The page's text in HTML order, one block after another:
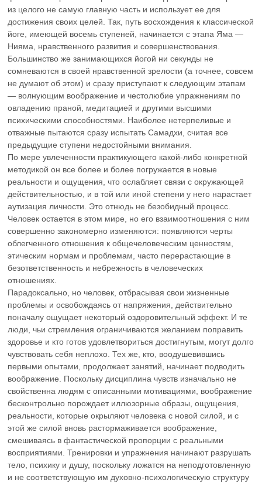
из целого не самую главную часть и использует ее для
достижения своих целей. Так, путь восхождения к классической
йоге, имеющей восемь ступеней, начинается с этапа Яма —
Нияма, нравственного развития и совершенствования.
Большинство же занимающихся йогой ни секунды не
сомневаются в своей нравственной зрелости (а точнее, совсем
не думают об этом) и сразу приступают к следующим этапам
— волнующим воображение и честолюбие упражнениям по
овладению праной, медитацией и другими высшими
психическими способностями. Наиболее нетерпеливые и
отважные пытаются сразу испытать Самадхи, считая все
предыдущие ступени недостойными внимания.
По мере увлеченности практикующего какой-либо конкретной
методикой он все более и более погружается в новые
реальности и ощущения, что ослабляет связи с окружающей
действительностью, и в той или иной степени у него нарастает
аутизация личности. Это отнюдь не безобидный процесс.
Человек остается в этом мире, но его взаимоотношения с ним
совершенно закономерно изменяются: появляются черты
облегченного отношения к общечеловеческим ценностям,
этическим нормам и проблемам, часто перерастающие в
безответственность и небрежность в человеческих
отношениях.
Парадоксально, но человек, отбрасывая свои жизненные
проблемы и освобождаясь от напряжения, действительно
поначалу ощущает некоторый оздоровительный эффект. И те
люди, чьи стремления ограничиваются желанием поправить
здоровье и кто готов удовлетвориться достигнутым, могут долго
чувствовать себя неплохо. Тех же, кто, воодушевившись
первыми опытами, продолжает занятий, начинает подводить
воображение. Поскольку дисциплина чувств изначально не
свойственна людям с описанными мотивациями, воображение
бесконтрольно порождает иллюзорные образы, ощущения,
реальности, которые окрыляют человека с новой силой, и с
этой же силой вновь растормаживается воображение,
смешиваясь в фантастической пропорции с реальными
восприятиями. Тренировки и упражнения начинают разрушать
тело, психику и душу, поскольку ложатся на неподготовленную
и не соответствующую им духовно-психологическую структуру